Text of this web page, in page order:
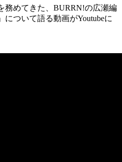
務めてきた、BURRN!の広瀬編
ついて語る動画がYoutubeに